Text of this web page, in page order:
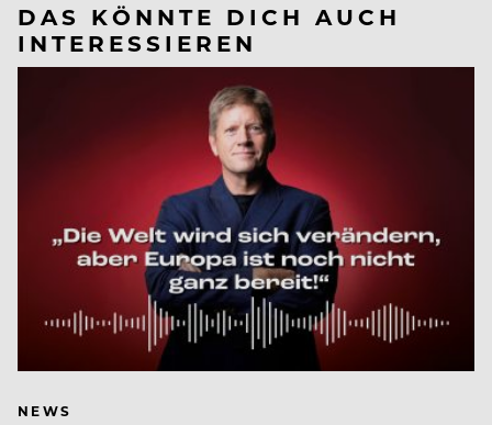
DAS KÖNNTE DICH AUCH
INTERESSIEREN
NEWS